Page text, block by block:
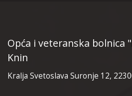
Opća i veteranska bolnica
Knin
Kralja Svetoslava Suronje 12,